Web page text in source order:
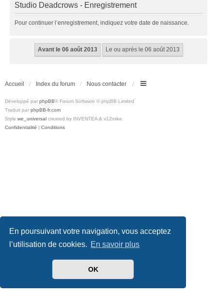
En poursuivant votre navigation, vous acceptez
l’utilisation de cookies. En savoir plus
OK
Studio Deadcrows - Enregistrement
Pour continuer l’enregistrement, indiquez votre date de naissance.
Accueil Index du forum Nous contacter
Développé par phpBB® Forum Software © phpBB Limited
Traduit par phpBB-fr.com
Style we_universal created by INVENTEA & v12mike
Confidentialité | Conditions